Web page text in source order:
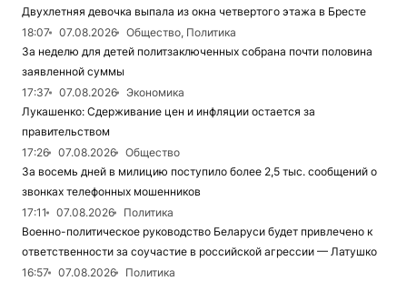
Двухлетняя девочка выпала из окна четвертого этажа в Бресте
18:07
07.08.2026
Общество, Политика
За неделю для детей политзаключенных собрана почти половина
заявленной суммы
17:37
07.08.2026
Экономика
Лукашенко: Сдерживание цен и инфляции остается за
правительством
17:26
07.08.2026
Общество
За восемь дней в милицию поступило более 2,5 тыс. сообщений о
звонках телефонных мошенников
17:11
07.08.2026
Политика
Военно-политическое руководство Беларуси будет привлечено к
ответственности за соучастие в российской агрессии — Латушко
16:57
07.08.2026
Политика